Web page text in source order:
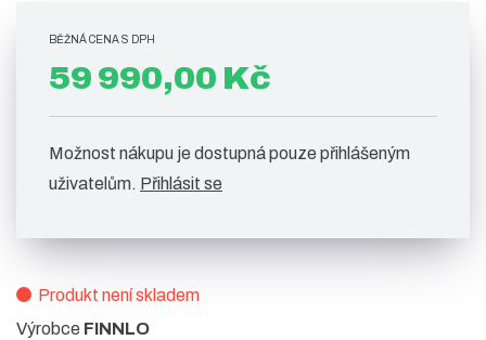
BĚŽNÁ CENA S DPH
59 990,00 Kč
Možnost nákupu je dostupná pouze přihlášeným
uživatelům. Přihlásit se
Produkt není skladem
Výrobce FINNLO